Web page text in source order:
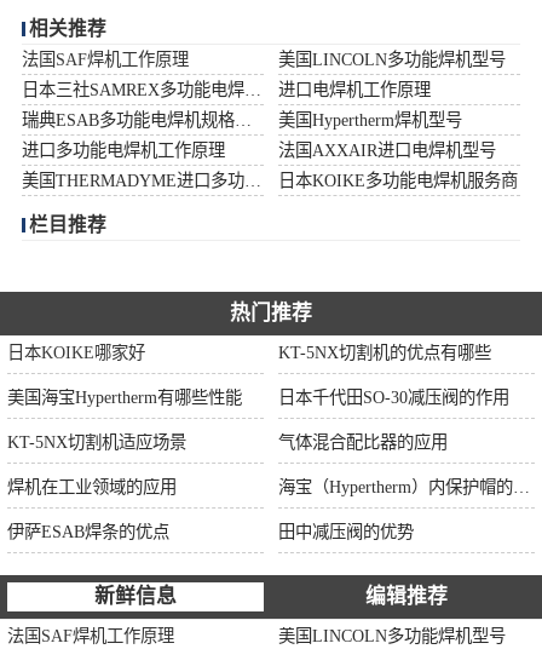
相关推荐
法国SAF焊机工作原理
美国LINCOLN多功能焊机型号
进口电焊机工作原理
美国Hypertherm焊机型号
进口多功能电焊机工作原理
法国AXXAIR进口电焊机型号
日本KOIKE多功能电焊机服务商
栏目推荐
热门推荐
日本KOIKE哪家好 KT-5NX切割机的优点有哪些
美国海宝Hypertherm有哪些性能 日本千代田SO-30减压阀的作用
KT-5NX切割机适应场景 气体混合配比器的应用
焊机在工业领域的应用
伊萨ESAB焊条的优点 田中减压阀的优势
新鲜信息 编辑推荐
法国SAF焊机工作原理 美国LINCOLN多功能焊机型号
海宝Hypertherm
减压阀
伊萨ESAB焊条
面罩